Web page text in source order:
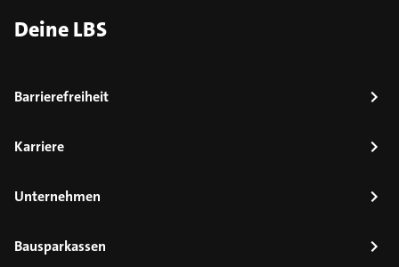
Deine LBS
Barrierefreiheit
Karriere
Unternehmen
Bausparkassen